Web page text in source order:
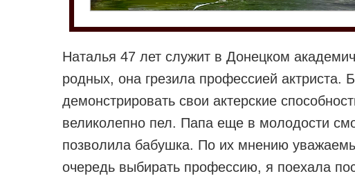
Наталья 47 лет служит в Донецком
родных, она грезила профессией
демонстрировать свои актерские
великолепно пел. Папа еще в молодости
позволила бабушка. По их мнению
очередь выбирать профессию, я поехала